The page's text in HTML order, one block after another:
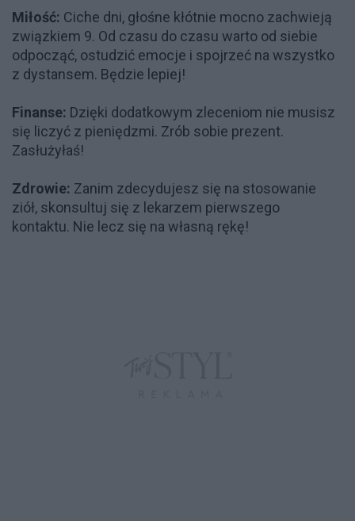
Miłość: Ciche dni, głośne kłótnie mocno zachwieją
związkiem 9. Od czasu do czasu warto od siebie
odpocząć, ostudzić emocje i spojrzeć na wszystko
z dystansem. Będzie lepiej!
Finanse: Dzięki dodatkowym zleceniom nie musisz
się liczyć z pieniędzmi. Zrób sobie prezent.
Zasłużyłaś!
Zdrowie: Zanim zdecydujesz się na stosowanie
ziół, skonsultuj się z lekarzem pierwszego
kontaktu. Nie lecz się na własną rękę!